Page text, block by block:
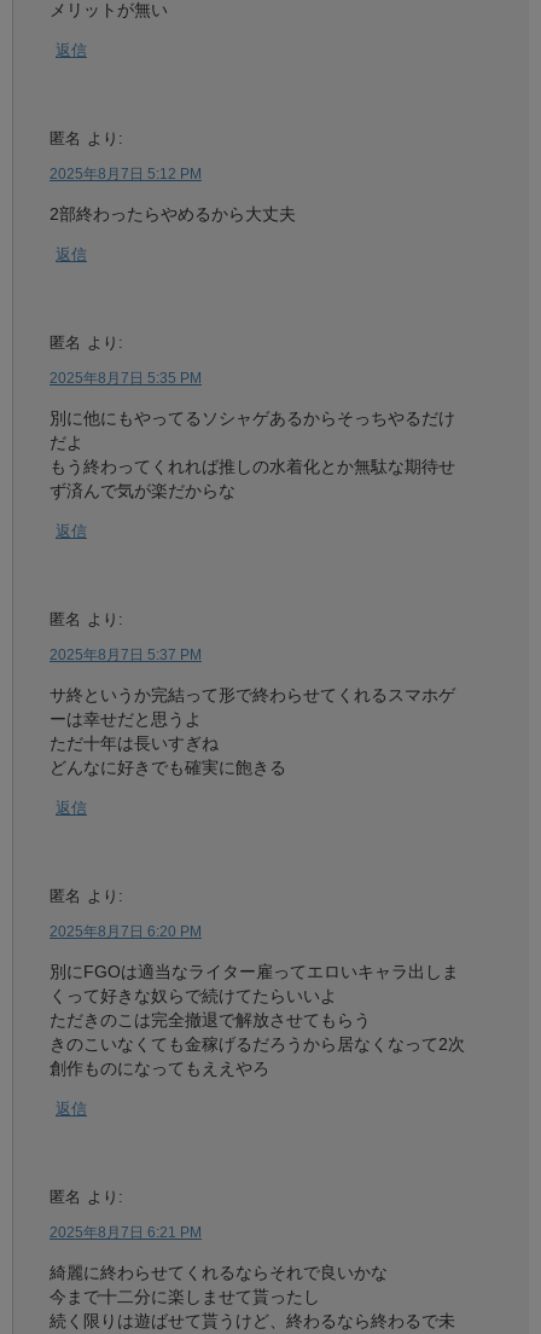
メリットが無い
返信
匿名 より:
2025年8月7日 5:12 PM
2部終わったらやめるから大丈夫
返信
匿名 より:
2025年8月7日 5:35 PM
別に他にもやってるソシャゲあるからそっちやるだけ
だよ
もう終わってくれれば推しの水着化とか無駄な期待せ
ず済んで気が楽だからな
返信
匿名 より:
2025年8月7日 5:37 PM
サ終というか完結って形で終わらせてくれるスマホゲ
ーは幸せだと思うよ
ただ十年は長いすぎね
どんなに好きでも確実に飽きる
返信
匿名 より:
2025年8月7日 6:20 PM
別にFGOは適当なライター雇ってエロいキャラ出しま
くって好きな奴らで続けてたらいいよ
ただきのこは完全撤退で解放させてもらう
きのこいなくても金稼げるだろうから居なくなって2次
創作ものになってもええやろ
返信
匿名 より:
2025年8月7日 6:21 PM
綺麗に終わらせてくれるならそれで良いかな
今まで十二分に楽しませて貰ったし
続く限りは遊ばせて貰うけど、終わるなら終わるで未